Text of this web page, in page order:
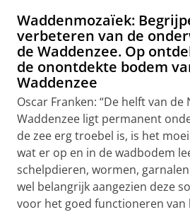
Waddenmozaïek:
verbeteren van de
de Waddenzee. Op
de onontdekte bodem
Waddenzee
Oscar Franken: “De helft van de
Waddenzee ligt permanent
de zee erg troebel is, is het
wat er op en in de wadbodem
schelpdieren, wormen,
wel belangrijk aangezien deze
voor het goed functioneren van